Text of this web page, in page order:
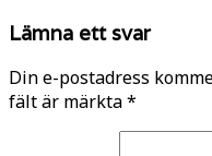
Lämna ett svar
Din e-postadress
fält är märkta*